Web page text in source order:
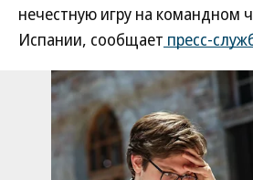
нечестную игру на командном
Испании, сообщает пресс-